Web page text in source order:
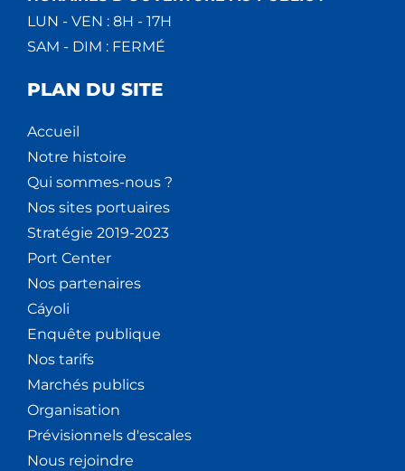
LUN - VEN : 8H - 17H
SAM - DIM : FERMÉ
PLAN DU SITE
Accueil
Notre histoire
Qui sommes-nous ?
Nos sites portuaires
Stratégie 2019-2023
Port Center
Nos partenaires
Cáyoli
Enquête publique
Nos tarifs
Marchés publics
Organisation
Prévisionnels d'escales
Nous rejoindre